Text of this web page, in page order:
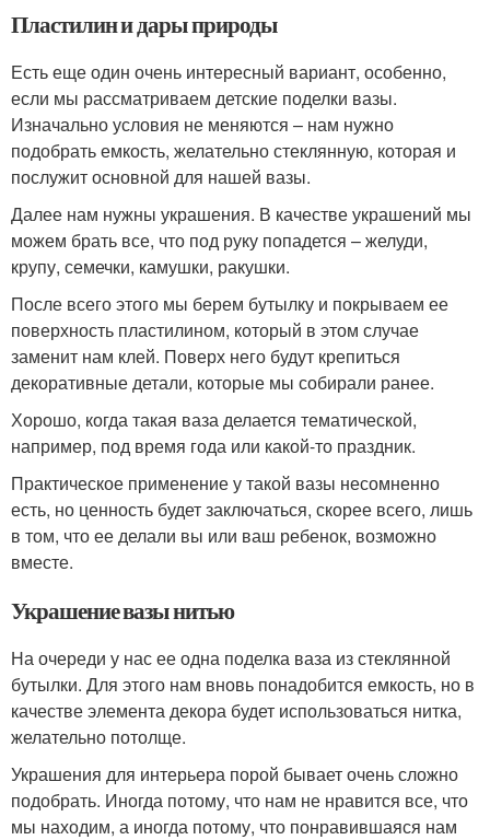
Пластилин и дары природы
Есть еще один очень интересный вариант, особенно,
если мы рассматриваем детские поделки вазы.
Изначально условия не меняются – нам нужно
подобрать емкость, желательно стеклянную, которая и
послужит основной для нашей вазы.
Далее нам нужны украшения. В качестве украшений мы
можем брать все, что под руку попадется – желуди,
крупу, семечки, камушки, ракушки.
После всего этого мы берем бутылку и покрываем ее
поверхность пластилином, который в этом случае
заменит нам клей. Поверх него будут крепиться
декоративные детали, которые мы собирали ранее.
Хорошо, когда такая ваза делается тематической,
например, под время года или какой-то праздник.
Практическое применение у такой вазы несомненно
есть, но ценность будет заключаться, скорее всего, лишь
в том, что ее делали вы или ваш ребенок, возможно
вместе.
Украшение вазы нитью
На очереди у нас ее одна поделка ваза из стеклянной
бутылки. Для этого нам вновь понадобится емкость, но в
качестве элемента декора будет использоваться нитка,
желательно потолще.
Украшения для интерьера порой бывает очень сложно
подобрать. Иногда потому, что нам не нравится все, что
мы находим, а иногда потому, что понравившаяся нам